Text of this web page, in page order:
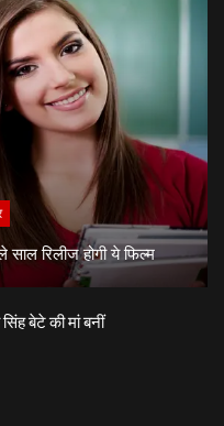
रिलीज होगी ये फिल्म
सिंह बेटे की मां बनीं